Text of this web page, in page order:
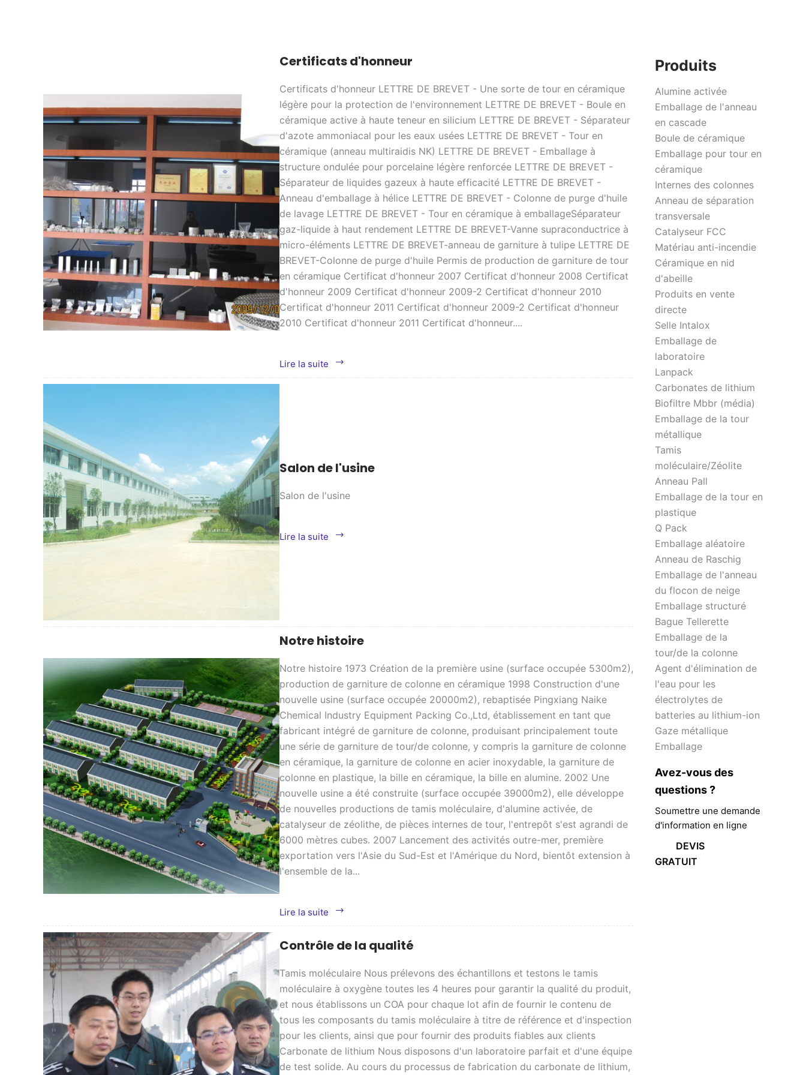
Certificats d'honneur
Certificats d'honneur LETTRE DE BREVET - Une sorte de tour en céramique
légère pour la protection de l'environnement LETTRE DE BREVET - Boule en
céramique active à haute teneur en silicium LETTRE DE BREVET - Séparateur
d'azote ammoniacal pour les eaux usées LETTRE DE BREVET - Tour en
céramique (anneau multiraidis NK) LETTRE DE BREVET - Emballage à
structure ondulée pour porcelaine légère renforcée LETTRE DE BREVET -
Séparateur de liquides gazeux à haute efficacité LETTRE DE BREVET -
Anneau d'emballage à hélice LETTRE DE BREVET - Colonne de purge d'huile
de lavage LETTRE DE BREVET - Tour en céramique à emballageSéparateur
gaz-liquide à haut rendement LETTRE DE BREVET-Vanne supraconductrice à
micro-éléments LETTRE DE BREVET-anneau de garniture à tulipe LETTRE DE
BREVET-Colonne de purge d'huile Permis de production de garniture de tour
en céramique Certificat d'honneur 2007 Certificat d'honneur 2008 Certificat
d'honneur 2009 Certificat d'honneur 2009-2 Certificat d'honneur 2010
Certificat d'honneur 2011 Certificat d'honneur 2009-2 Certificat d'honneur
2010 Certificat d'honneur 2011 Certificat d'honneur....
Lire la suite
Certificats
d'honneur
Salon de l'usine
Salon de l'usine
Lire la suite
Salon
Notre histoire
Notre histoire 1973 Création de la première usine (surface occupée 5300m2),
production de garniture de colonne en céramique 1998 Construction d'une
nouvelle usine (surface occupée 20000m2), rebaptisée Pingxiang Naike
Chemical Industry Equipment Packing Co.,Ltd, établissement en tant que
fabricant intégré de garniture de colonne, produisant principalement toute
une série de garniture de tour/de colonne, y compris la garniture de colonne
en céramique, la garniture de colonne en acier inoxydable, la garniture de
colonne en plastique, la bille en céramique, la bille en alumine. 2002 Une
nouvelle usine a été construite (surface occupée 39000m2), elle développe
de nouvelles productions de tamis moléculaire, d'alumine activée, de
catalyseur de zéolithe, de pièces internes de tour, l'entrepôt s'est agrandi de
6000 mètres cubes. 2007 Lancement des activités outre-mer, première
exportation vers l'Asie du Sud-Est et l'Amérique du Nord, bientôt extension à
l'ensemble de la...
Lire la suite
Notre
histoire
Contrôle de la qualité
Tamis moléculaire Nous prélevons des échantillons et testons le tamis
moléculaire à oxygène toutes les 4 heures pour garantir la qualité du produit,
et nous établissons un COA pour chaque lot afin de fournir le contenu de
tous les composants du tamis moléculaire à titre de référence et d'inspection
pour les clients, ainsi que pour fournir des produits fiables aux clients
Carbonate de lithium Nous disposons d'un laboratoire parfait et d'une équipe
de test solide. Au cours du processus de fabrication du carbonate de lithium,
Produits
Alumine activée
Emballage de l'anneau
en cascade
Boule de céramique
Emballage pour tour en
céramique
Internes des colonnes
Anneau de séparation
transversale
Catalyseur FCC
Matériau anti-incendie
Céramique en nid
d'abeille
Produits en vente
directe
Selle Intalox
Emballage de
laboratoire
Lanpack
Carbonates de lithium
Biofiltre Mbbr (média)
Emballage de la tour
métallique
Tamis
moléculaire/Zéolite
Anneau Pall
Emballage de la tour en
plastique
Q Pack
Emballage aléatoire
Anneau de Raschig
Emballage de l'anneau
du flocon de neige
Emballage structuré
Bague Tellerette
Emballage de la
tour/de la colonne
Agent d'élimination de
l'eau pour les
électrolytes de
batteries au lithium-ion
Gaze métallique
Emballage
Avez-vous des
questions ?
Soumettre une demande
d'information en ligne
DEVIS
GRATUIT